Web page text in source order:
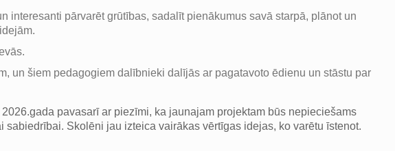
pārvarēt grūtības, sadalīt pienākumus savā starpā, plānot un
un šiem pedagogiem dalībnieki dalījās ar pagatavoto ēdienu un stāstu par
pavasarī ar piezīmi, ka jaunajam projektam būs nepieciešams
Skolēni jau izteica vairākas vērtīgas idejas, ko varētu īstenot.